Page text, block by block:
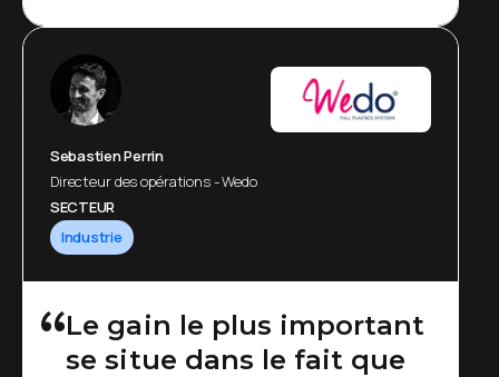
Sebastien Perrin
Directeur des opérations - Wedo
SECTEUR
Industrie
Le gain le plus important
se situe dans le fait que